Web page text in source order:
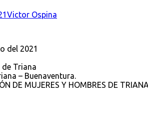
Victor Ospina
del 2021
de Triana
– Buenaventura.
DE MUJERES Y HOMBRES DE